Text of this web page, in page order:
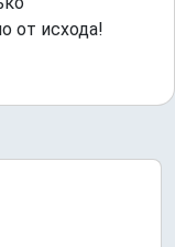
от исхода!